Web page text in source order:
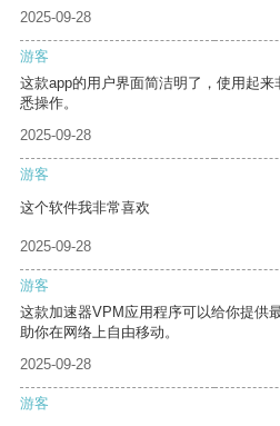
2025-09-28
游客
这款app的用户界面简洁明了，使用起
悉操作。
2025-09-28
游客
这个软件我非常喜欢
2025-09-28
游客
这款加速器VPM应用程序可以给你提供
助你在网络上自由移动。
2025-09-28
游客